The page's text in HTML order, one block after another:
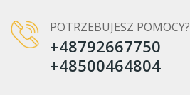
POTRZEBUJESZ POMOCY?
+48792667750
+48500464804